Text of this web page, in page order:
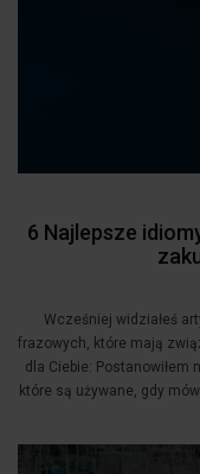
6 Najlepsze
Wcześniej widziałeś
frazowych, które mają
dla Ciebie: Postanowiłem
które są używane, gdy